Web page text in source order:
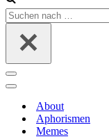
Suchen
nach …
Navigations-
Menü
Navigations-
About
Aphorismen
Memes